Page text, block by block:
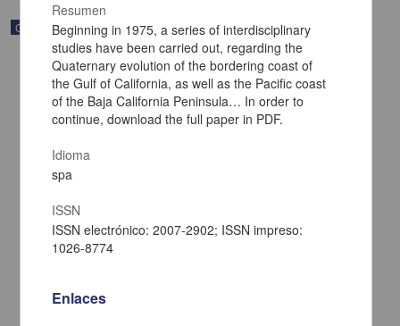
Correspondencia postal
felicitándolo por el triunfo de la causa
Resumen
Beginning in 1975, a series of interdisciplinary
studies have been carried out, regarding the
Quaternary evolution of the bordering coast of
the Gulf of California, as well as the Pacific coast
of the Baja California Peninsula… In order to
continue, download the full paper in PDF.
Idioma
spa
ISSN
ISSN electrónico: 2007-2902; ISSN impreso:
1026-8774
Enlaces